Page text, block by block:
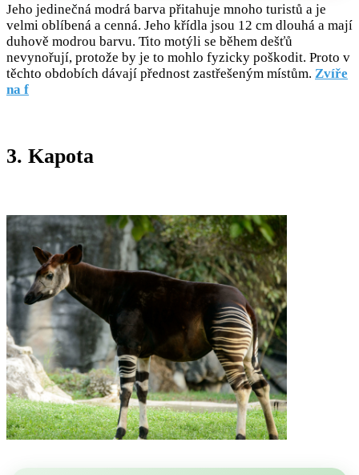
Jeho jedinečná modrá barva přitahuje mnoho turistů a je
velmi oblíbená a cenná. Jeho křídla jsou 12 cm dlouhá a mají
duhově modrou barvu. Tito motýli se během dešťů
nevynořují, protože by je to mohlo fyzicky poškodit. Proto v
těchto obdobích dávají přednost zastřešeným místům. Zvíře
na f
3. Kapota